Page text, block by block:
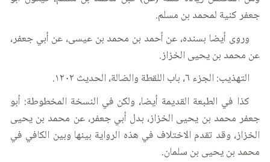
جعفر كنية لمحمد بن مسلم.
وروى أيضا بسنده، عن أحمد بن محمد بن عيسى، عن أبي جعفر،
عن محمد بن يحيى الخزاز.
التهذيب: الجزء ٦، باب اللقطة والضالة، الحديث ١٢٠٢.
كذا في الطبعة القديمة أيضا، ولكن في النسخة المخطوطة: أبو
جعفر محمد بن يحيى الخزاز، بدل أبي جعفر، عن محمد بن يحيى
الخزاز، وقد تقدم الاختلاف في هذه الرواية بينها وبين الكافي في
محمد بن يحيى بن سلمان.